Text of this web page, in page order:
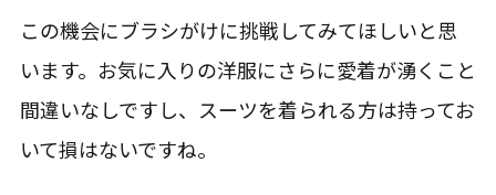
この機会にブラシがけに挑戦してみてほしいと思
います。お気に入りの洋服にさらに愛着が湧くこと
間違いなしですし、スーツを着られる方は持ってお
いて損はないですね。